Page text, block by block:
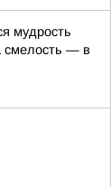
мудрость
смелость — в